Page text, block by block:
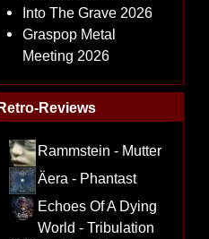
Into The Grave 2026
Graspop Metal
Meeting 2026
Reviews
Rammstein - Mutter
Äera - Phantast
Echoes Of A Dying
World - Tribulation